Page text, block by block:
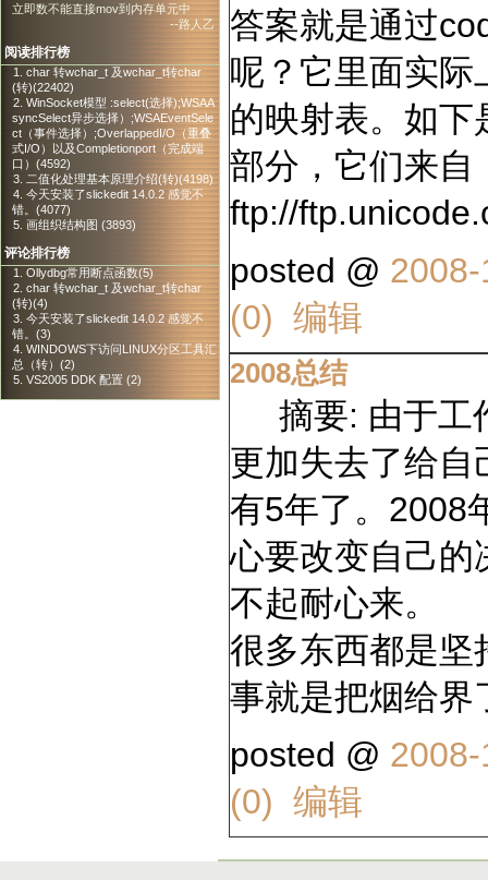
立即数不能直接mov到内存单元中
--路人乙
阅读排行榜
1. char 转wchar_t 及wchar_t转char
(转)(22402)
2. WinSocket模型 :select(选择);WSAA
syncSelect异步选择）;WSAEventSele
ct（事件选择）;OverlappedI/O（重叠
式I/O）以及Completionport（完成端
口）(4592)
3. 二值化处理基本原理介绍(转)(4198)
4. 今天安装了slickedit 14.0.2 感觉不
错。(4077)
5. 画组织结构图 (3893)
评论排行榜
1. Ollydbg常用断点函数(5)
2. char 转wchar_t 及wchar_t转char
(转)(4)
3. 今天安装了slickedit 14.0.2 感觉不
错。(3)
4. WINDOWS下访问LINUX分区工具汇
总（转）(2)
5. VS2005 DDK 配置 (2)
答案就是通过
呢？它里面实际
的映射表。如
部分，它们来自
ftp://
posted @
(0) 编辑
2008总结
摘要: 由于工
更加失去了给自
有5年了。2008
心要改变自己的
不起耐心来。
很多东西都是坚
事就是把烟给
posted @
(0) 编辑